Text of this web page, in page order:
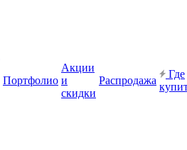
Портфолио
Акции
и
скидки
Распродажа
Где